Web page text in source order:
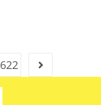
622